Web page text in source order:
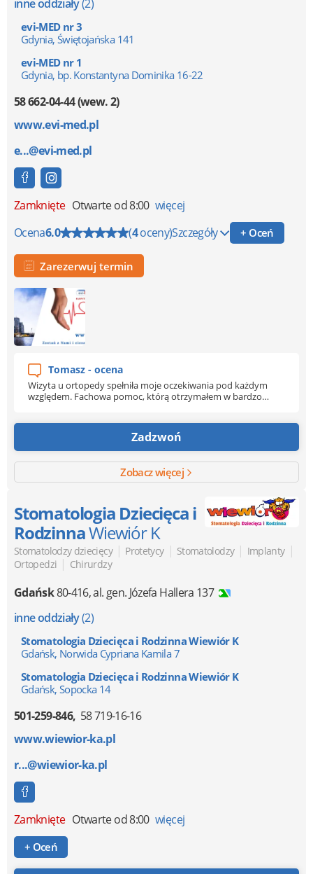
inne oddziały(2)
evi-MED nr 3
Gdynia, Świętojańska 141
evi-MED nr 1
Gdynia, bp. Konstantyna Dominika 16-22
58 662-04-44 (wew. 2)
www.evi-med.pl
e...@evi-med.pl
Zamknięte Otwarte od 8:00 więcej
Ocena6.0 (4oceny)Szczegóły + Oceń
Zarezerwuj termin
Tomasz - ocena
Wizyta u ortopedy spełniła moje oczekiwania pod każdym
względem. Fachowa pomoc, którą otrzymałem w bardzo
spowodowało mój szybki powrót do zdrowia. Na pewno będę
wszystkim polecać z czystym sumieniem.
Zadzwoń
Zobacz więcej
Stomatologia Dziecięca i
RodzinnaWiewiór K
Stomatolodzy dziecięcy | Protetycy | Stomatolodzy | Implanty |
Ortopedzi | Chirurdzy
Gdańsk80-416,al. gen. Józefa Hallera 137
inne oddziały(2)
Stomatologia Dziecięca i Rodzinna Wiewiór K
Gdańsk, Norwida Cypriana Kamila 7
Stomatologia Dziecięca i Rodzinna Wiewiór K
Gdańsk, Sopocka 14
501-259-846 58 719-16-16
www.wiewior-ka.pl
r...@wiewior-ka.pl
Zamknięte Otwarte od 8:00 więcej
+ Oceń